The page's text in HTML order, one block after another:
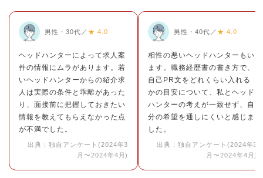
男性・30代／ ★ 4.0
ヘッドハンターによって求人案
件の情報にムラがあります。若
いヘッドハンターからの紹介求
人は実際の条件と乖離があった
り、面接前に把握しておきたい
情報を教えてもらえなかった点
が不満でした。
出典：独自アンケート(2024年3
月〜2024年4月)
男性・40代／ ★ 4.0
相性の悪いヘッドハンターもい
ます。職務経歴書の書き方で、
自己PR文をどれくらい入れる
かの目安について、私とヘッド
ハンターの考えが一致せず、自
分の希望を通しにくいと感じま
した。
出典：独自アンケート(2024年3
月〜2024年4月)